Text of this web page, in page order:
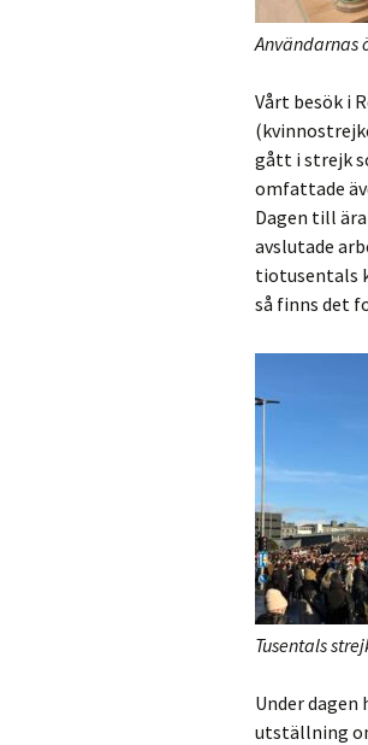
Användarnas
Vårt besök i
gått i strejk
omfattade
Dagen till
avslutade
tiotusentals
så finns det
Tusentals
Under
utställning